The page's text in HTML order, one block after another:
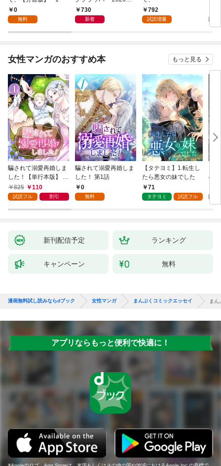
0
無料
月号730
新着
792
試読増量
女性マンガのおすすめ本 もっと見る
騙されて溺愛再婚しま
した！【単行本版】 1
巻825 110
試読フル 割引
騙されて溺愛再婚しま
した！ 第1話
0
無料
【タテヨミ】1.転生し
たら悪女の妹でした
71
タテヨミ 試読フル
の
新刊配信予定 ランキング
キャンペーン 無料
漫画無料試し読みならdブック 女性マンガ まんぷくコミックエッセイ ま
アプリならもっと便利で快適に！